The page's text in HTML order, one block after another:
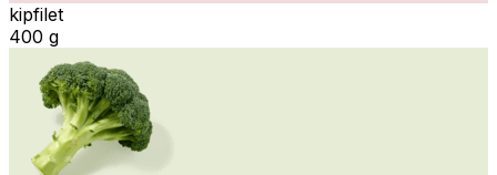
kipfilet
400 g